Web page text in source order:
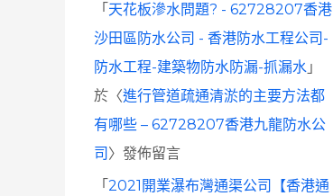
「 天花板滲水問題? - 62728207香港
沙田區防水公司 - 香港防水工程公司-
防水工程-建築物防水防漏-抓漏水 」
於〈進行管道疏通清淤的主要方法都
有哪些 – 62728207香港九龍防水公
司 〉發佈留言
「 2021開業瀑布灣通渠公司【香港通